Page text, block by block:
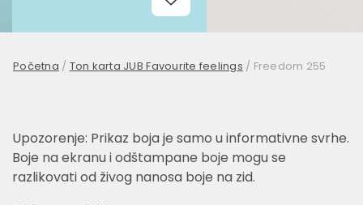
Add to Wishlist
Početna / Ton karta JUB Favourite feelings / Freedom 255
Upozorenje: Prikaz boja je samo u informativne svrhe.
Boje na ekranu i odštampane boje mogu se
razlikovati od živog nanosa boje na zid.